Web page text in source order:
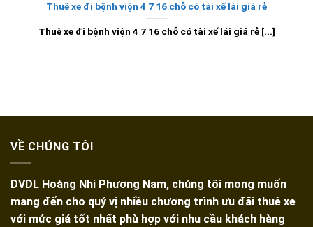
Thuê xe đi bệnh viện 4 7 16 chỗ có tài xế lái giá rẻ
Thuê xe đi bệnh viện 4 7 16 chỗ có tài xế lái giá rẻ [...]
VỀ CHÚNG TÔI
DVDL Hoàng Nhi Phương Nam, chúng tôi mong muốn
mang đến cho quý vị nhiều chương trình ưu đãi thuê xe
với mức giá tốt nhất phù hợp với nhu cầu khách hàng